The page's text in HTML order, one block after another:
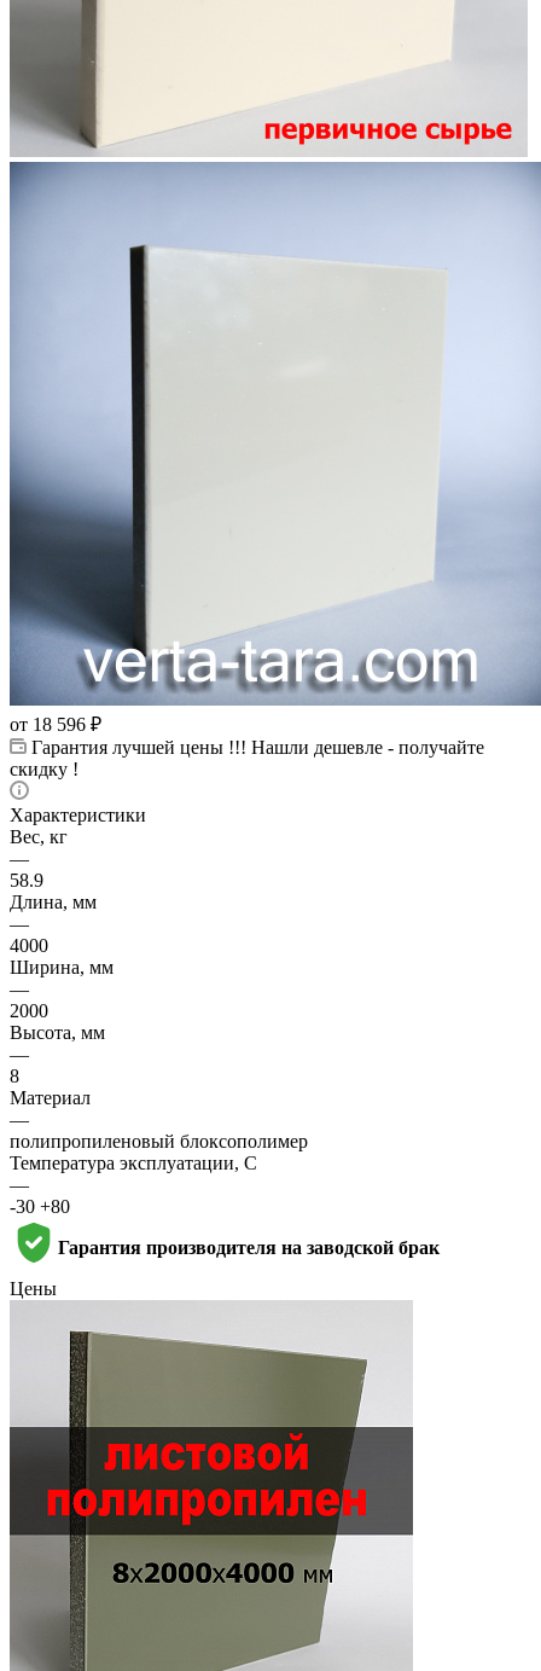
от 18 596 ₽
Гарантия лучшей цены !!! Нашли дешевле - получайте
скидку !
Характеристики
Вес, кг
—
58.9
Длина, мм
—
4000
Ширина, мм
—
2000
Высота, мм
—
8
Материал
—
полипропиленовый блоксополимер
Температура эксплуатации, С
—
-30 +80
Гарантия производителя на заводской брак
Цены